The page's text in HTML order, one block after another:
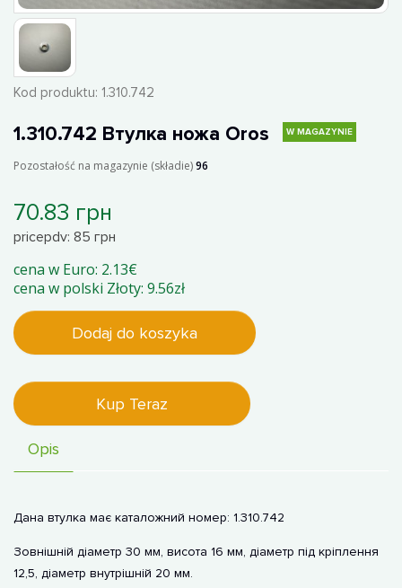
Kod produktu: 1.310.742
1.310.742 Втулка ножа Oros W MAGAZYNIE
Pozostałość na magazynie (składie)96
70.83 грн
pricepdv: 85 грн
cena w Euro: 2.13€
cena w polski Złoty: 9.56zł
Dodaj do koszyka
Kup Teraz
Opis
Дана втулка має каталожний номер: 1.310.742
Зовнішній діаметр 30 мм, висота 16 мм, діаметр під кріплення
12,5, діаметр внутрішній 20 мм.